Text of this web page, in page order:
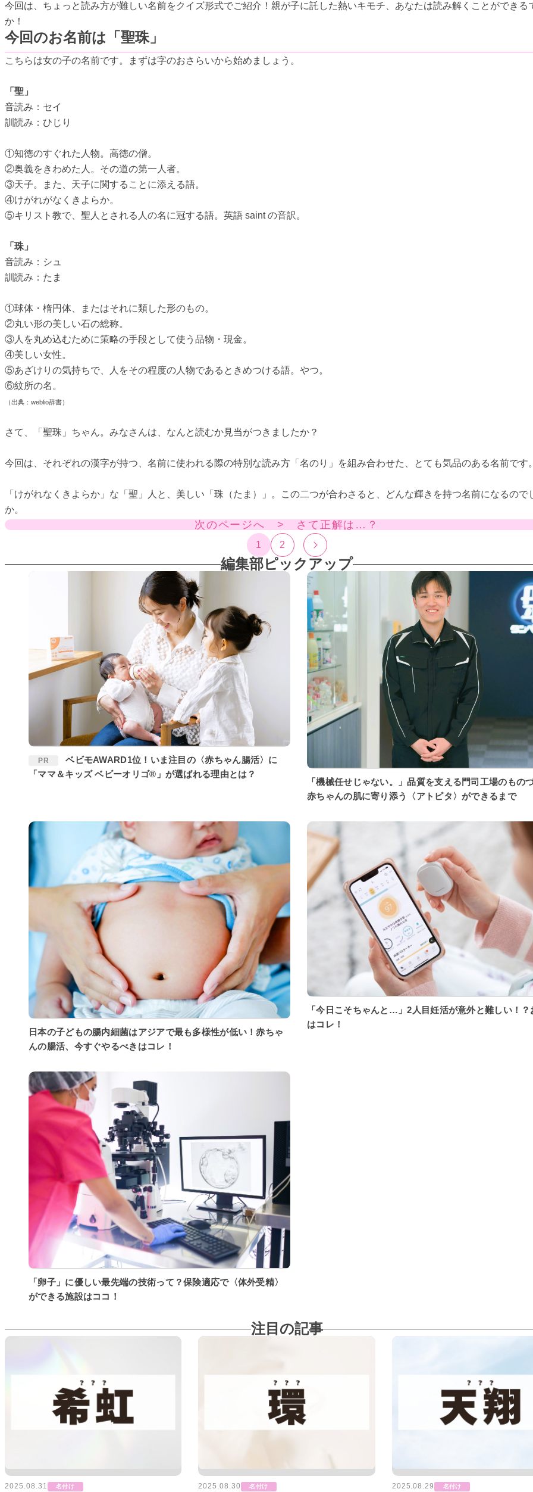
今回は、ちょっと読み方が難しい名前をクイズ形式でご紹介！親が子に託した熱いキモチ、あなたは読み解くことができる
か！
今回のお名前は「聖珠」
こちらは女の子の名前です。まずは字のおさらいから始めましょう。
「聖」
音読み：セイ
訓読み：ひじり
①知徳のすぐれた人物。高徳の僧。
②奥義をきわめた人。その道の第一人者。
③天子。また、天子に関することに添える語。
④けがれがなくきよらか。
⑤キリスト教で、聖人とされる人の名に冠する語。英語 saint の音訳。
「珠」
音読み：シュ
訓読み：たま
①球体・楕円体、またはそれに類した形のもの。
②丸い形の美しい石の総称。
③人を丸め込むために策略の手段として使う品物・現金。
④美しい女性。
⑤あざけりの気持ちで、人をその程度の人物であるときめつける語。やつ。
⑥紋所の名。
（出典：weblio辞書）
さて、「聖珠」ちゃん。みなさんは、なんと読むか見当がつきましたか？
今回は、それぞれの漢字が持つ、名前に使われる際の特別な読み方「名のり」を組み合わせた、とても気品のある名前です
「けがれなくきよらか」な「聖」人と、美しい「珠（たま）」。この二つが合わさると、どんな輝きを持つ名前になるので
か。
次のページへ > さて正解は…？
1 2
編集部ピックアップ
PR
ベビモAWARD1位！いま注目の〈赤ちゃん腸活〉に
「ママ＆キッズ ベビーオリゴ®」が選ばれる理由とは？
「機械任せじゃない。」品質を支える門司工場のもの
赤ちゃんの肌に寄り添う〈アトピタ〉ができるまで
日本の子どもの腸内細菌はアジアで最も多様性が低い！赤ちゃ
んの腸活、今すぐやるべきはコレ！
「今日こそちゃんと…」2人目妊活が意外と難しい！？
はコレ！
「卵子」に優しい最先端の技術って？保険適応で〈体外受精〉
ができる施設はココ！
注目の記事
2025.08.31 名付け 2025.08.30 名付け 2025.08.29 名付け